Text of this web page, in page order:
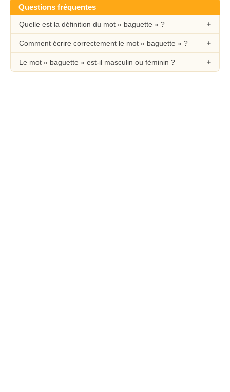
Questions fréquentes
Quelle est la définition du mot « baguette » ?
Comment écrire correctement le mot « baguette » ?
Le mot « baguette » est-il masculin ou féminin ?